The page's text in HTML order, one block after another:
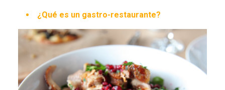
¿Qué es un gastro-restaurante?